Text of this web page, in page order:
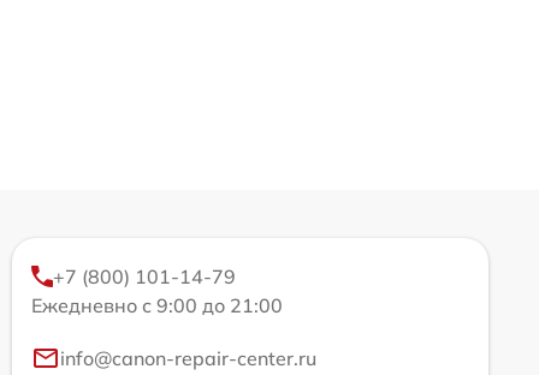
+7 (800) 101-14-79
Ежедневно с 9:00 до 21:00
info@canon-repair-center.ru